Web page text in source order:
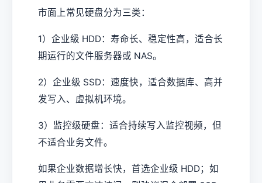
市面上常见硬盘分为三类：
1）企业级 HDD：寿命长、稳定性高，适合长
期运行的文件服务器或 NAS。
2）企业级 SSD：速度快，适合数据库、高并
发写入、虚拟机环境。
3）监控级硬盘：适合持续写入监控视频，但
不适合业务文件。
如果企业数据增长快，首选企业级 HDD；如